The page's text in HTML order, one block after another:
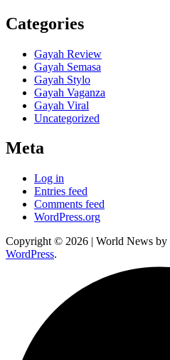
Categories
Gayah Review
Gayah Semasa
Gayah Stylo
Gayah Vaganza
Gayah Viral
Uncategorized
Meta
Log in
Entries feed
Comments feed
WordPress.org
Copyright © 2026 | World News by
WordPress.